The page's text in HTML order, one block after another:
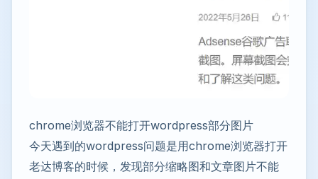
chrome浏览器不能打开wordpress部分图片
今天遇到的wordpress问题是用chrome浏览器打开
老达博客的时候，发现部分缩略图和文章图片不能